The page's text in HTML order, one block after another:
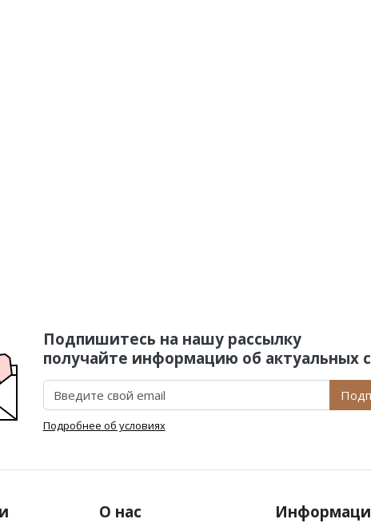
Подпишитесь на нашу рассылку
получайте информацию об актуальных
Подробнее об условиях
О нас